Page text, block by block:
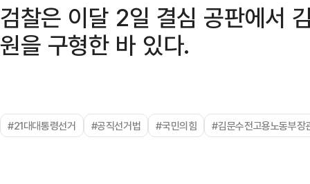
검찰은 이달 2일 결심 공판에서
원을 구형한 바 있다.
#21대대통령선거 #공직선거법 #국민의힘 #김문수전고용노동부장